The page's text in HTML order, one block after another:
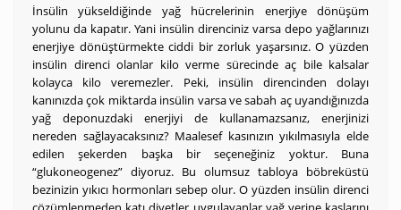
İnsülin yükseldiğinde yağ hücrelerinin enerjiye dönüşüm
yolunu da kapatır. Yani insülin direnciniz varsa depo yağlarınızı
enerjiye dönüştürmekte ciddi bir zorluk yaşarsınız. O yüzden
insülin direnci olanlar kilo verme sürecinde aç bile kalsalar
kolayca kilo veremezler. Peki, insülin direncinden dolayı
kanınızda çok miktarda insülin varsa ve sabah aç uyandığınızda
yağ deponuzdaki enerjiyi de kullanamazsanız, enerjinizi
nereden sağlayacaksınız? Maalesef kasınızın yıkılmasıyla elde
edilen şekerden başka bir seçeneğiniz yoktur. Buna
“glukoneogenez” diyoruz. Bu olumsuz tabloya böbreküstü
bezinizin yıkıcı hormonları sebep olur. O yüzden insülin direnci